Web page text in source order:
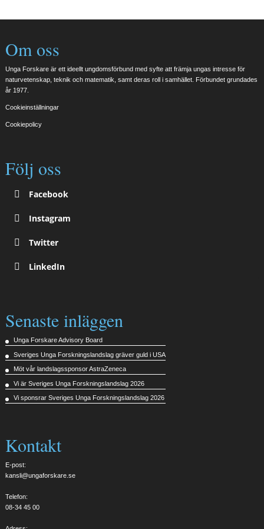
Om oss
Unga Forskare är ett ideellt ungdomsförbund med syfte att främja ungas intresse för
naturvetenskap, teknik och matematik, samt deras roll i samhället. Förbundet grundades
år 1977.
Cookieinställningar
Cookiepolicy
Följ oss
Facebook
Instagram
Twitter
LinkedIn
Senaste inläggen
Unga Forskare Advisory Board
Sveriges Unga Forskningslandslag gräver guld i USA
Möt vår landslagssponsor AstraZeneca
Vi är Sveriges Unga Forskningslandslag 2026
Vi sponsrar Sveriges Unga Forskningslandslag 2026
Kontakt
E-post:
kansli@ungaforskare.se
Telefon:
08-34 45 00